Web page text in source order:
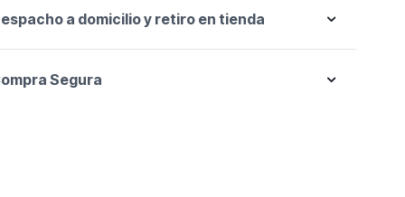
a domicilio y retiro en tienda
Segura